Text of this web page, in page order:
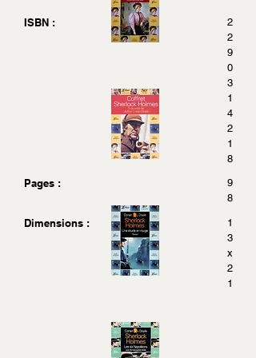
ISBN :
2
2
9
0
3
1
4
2
1
8
Pages :
9
8
Dimensions :
1
3
x
2
1